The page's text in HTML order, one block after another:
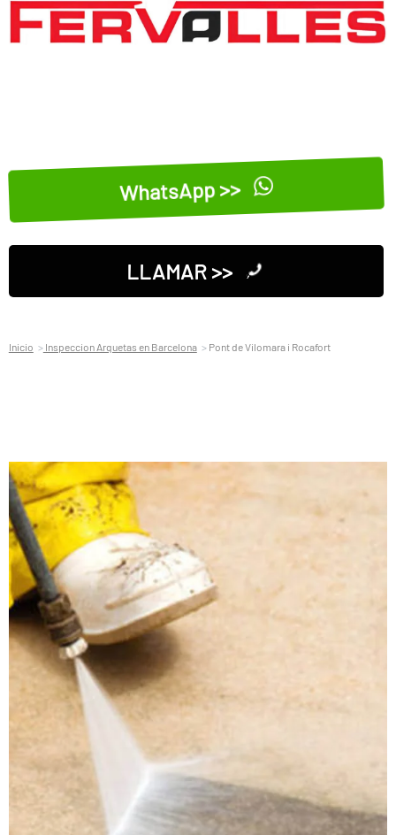
WhatsApp >>
LLAMAR >>
Inicio Inspeccion Arquetas en Barcelona Pont de Vilomara i Rocafort